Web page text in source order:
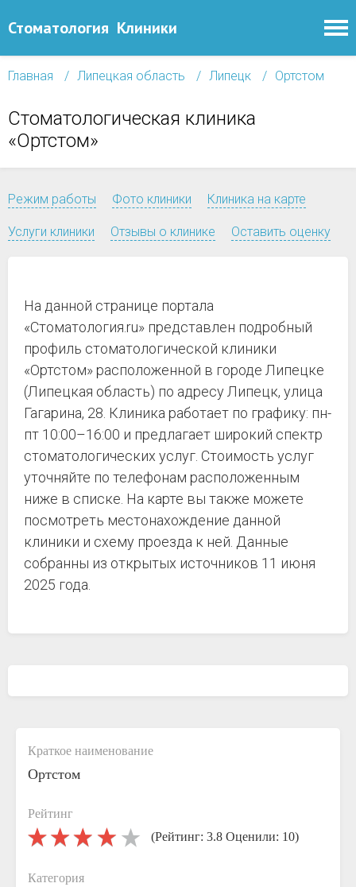
Стоматология Клиники
Главная Липецкая область Липецк Ортстом
Стоматологическая клиника
«Ортстом»
Режим работы Фото клиники Клиника на карте
Услуги клиники Отзывы о клинике Оставить оценку
На данной странице портала
«Стоматология.ru» представлен подробный
профиль стоматологической клиники
«Ортстом» расположенной в городе Липецке
(Липецкая область) по адресу Липецк, улица
Гагарина, 28. Клиника работает по графику: пн-
пт 10:00–16:00 и предлагает широкий спектр
стоматологических услуг. Стоимость услуг
уточняйте по телефонам расположенным
ниже в списке. На карте вы также можете
посмотреть местонахождение данной
клиники и схему проезда к ней. Данные
собранны из открытых источников 11 июня
2025 года.
Краткое наименование
Ортстом
Рейтинг
(Рейтинг: 3.8 Оценили: 10)
Категория